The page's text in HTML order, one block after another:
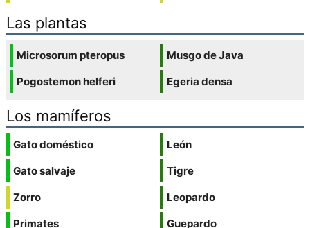
Las plantas
Microsorum pteropus
Pogostemon helferi
Musgo de Java
Egeria densa
Los mamíferos
Gato doméstico
Gato salvaje
Zorro
Primates
León
Tigre
Leopardo
Guepardo